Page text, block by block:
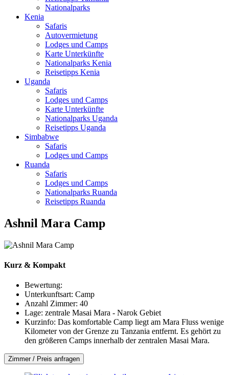
Nationalparks
Kenia
Safaris
Autovermietung
Lodges und Camps
Karte Unterkünfte
Nationalparks Kenia
Reisetipps Kenia
Uganda
Safaris
Lodges und Camps
Karte Unterkünfte
Nationalparks Uganda
Reisetipps Uganda
Simbabwe
Safaris
Lodges und Camps
Ruanda
Safaris
Lodges und Camps
Nationalparks Ruanda
Reisetipps Ruanda
Ashnil Mara Camp
Kurz & Kompakt
Bewertung:
Unterkunftsart: Camp
Anzahl Zimmer: 40
Lage: zentrale Masai Mara - Narok Gebiet
Kurzinfo: Das komfortable Camp liegt am Mara Fluss wenige
Kilometer von der Grenze zu Tanzania entfernt. Es gehört zu
den größeren Camps innerhalb der zentralen Masai Mara.
Zimmer / Preis anfragen